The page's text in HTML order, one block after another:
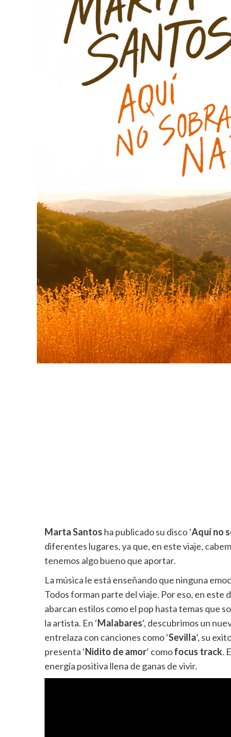
Marta Santos ha publicado su disco ‘Aquí no
diferentes lugares, ya que, en este viaje,
tenemos algo bueno que aportar.
La música le está enseñando que ninguna
Todos forman parte del viaje. Por eso, en
abarcan estilos como el pop hasta temas que
la artista. En ‘Malabares‘, descubrimos un
entrelaza con canciones como ‘Sevilla‘, su
presenta ‘Nidito de amor‘ comofocus track.
energía positiva llena de ganas de vivir.